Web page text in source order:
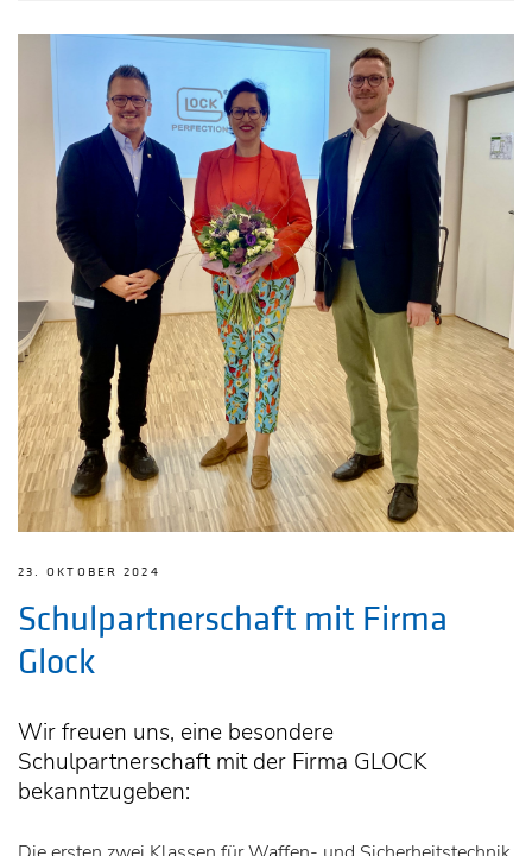
23. OKTOBER 2024
Schulpartnerschaft mit Firma
Glock
Wir freuen uns, eine besondere
Schulpartnerschaft mit der Firma GLOCK
bekanntzugeben: